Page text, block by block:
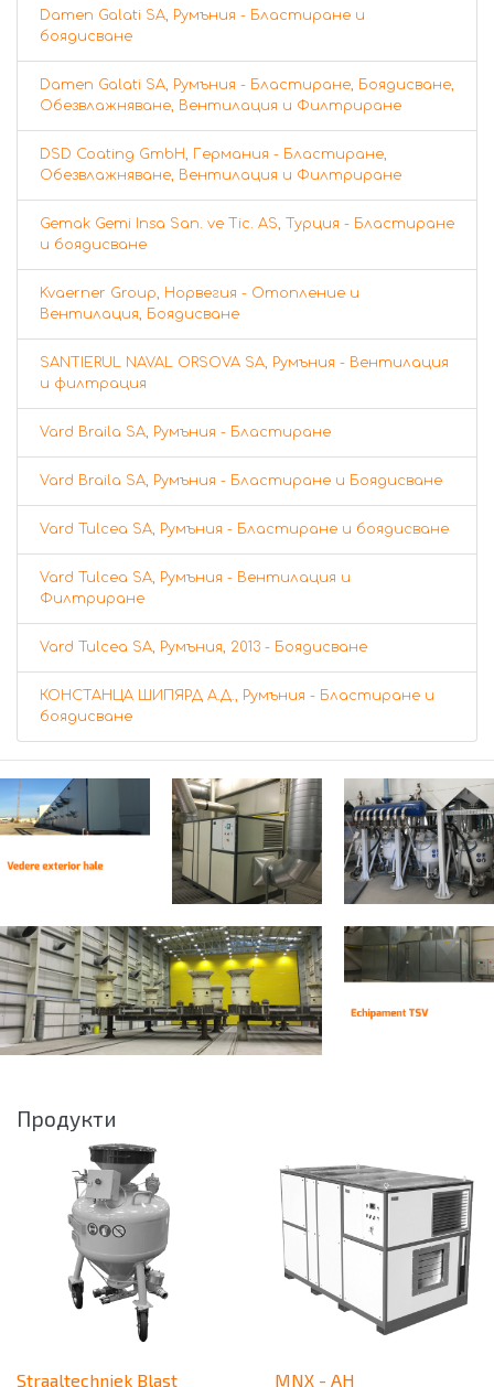
Damen Galati SA, Румъния - Бластиране и
боядисване
Damen Galati SA, Румъния - Бластиране, Боядисване,
Обезвлажняване, Вентилация и Филтриране
DSD Coating GmbH, Германия - Бластиране,
Обезвлажняване, Вентилация и Филтриране
Gemak Gemi Insa San. ve Tic. AS, Турция - Бластиране
и боядисване
Kvaerner Group, Норвегия - Отопление и
Вентилация, Боядисване
SANTIERUL NAVAL ORSOVA SA, Румъния - Вентилация
и филтрация
Vard Braila SA, Румъния - Бластиране
Vard Braila SA, Румъния - Бластиране и Боядисване
Vard Tulcea SA, Румъния - Бластиране и боядисване
Vard Tulcea SA, Румъния - Вентилация и
Филтриране
Vard Tulcea SA, Румъния, 2013 - Боядисване
КОНСТАНЦА ШИПЯРД А.Д., Румъния - Бластиране и
боядисване
Продукти
Straaltechniek Blast MNX - AH